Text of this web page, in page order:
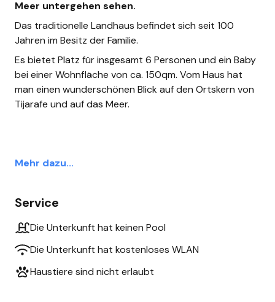
Meer untergehen sehen.
Das traditionelle Landhaus befindet sich seit 100
Jahren im Besitz der Familie.
Es bietet Platz für insgesamt 6 Personen und ein Baby
bei einer Wohnfläche von ca. 150qm. Vom Haus hat
man einen wunderschönen Blick auf den Ortskern von
Tijarafe und auf das Meer.
Mehr dazu...
Service
Die Unterkunft hat keinen Pool
Die Unterkunft hat kostenloses WLAN
Haustiere sind nicht erlaubt